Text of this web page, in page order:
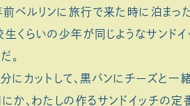
前ベルリンに旅行で来た時に泊まっ
くらいの少年が同じようなサンド
。
にカットして、黒パンにチーズと一
か、わたしの作るサンドイッチの定